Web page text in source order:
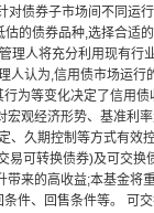
债券子市场间不同运
的债券品种,选择合适
理人将充分利用现有行
认为,信用债市场运行
为等变化决定了信用
观经济形势、基准利
久期控制等方式有效
可转换债券)及可交换
来的高收益;本基金将
件、回售条件等。 可